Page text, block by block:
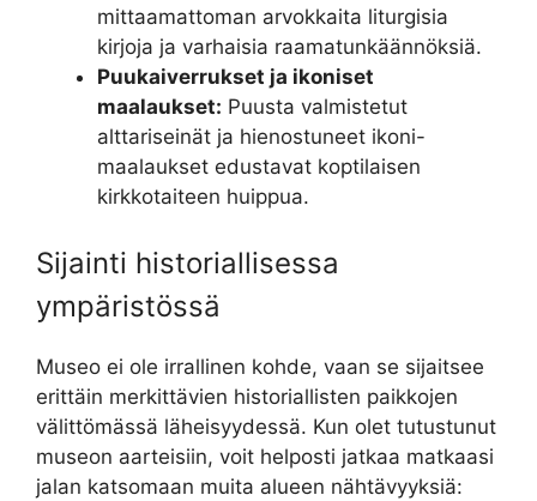
mittaamattoman arvokkaita liturgisia
kirjoja ja varhaisia raamatunkäännöksiä.
Puukaiverrukset ja ikoniset
maalaukset: Puusta valmistetut
alttariseinät ja hienostuneet ikoni-
maalaukset edustavat koptilaisen
kirkkotaiteen huippua.
Sijainti historiallisessa
ympäristössä
Museo ei ole irrallinen kohde, vaan se sijaitsee
erittäin merkittävien historiallisten paikkojen
välittömässä läheisyydessä. Kun olet tutustunut
museon aarteisiin, voit helposti jatkaa matkaasi
jalan katsomaan muita alueen nähtävyyksiä: